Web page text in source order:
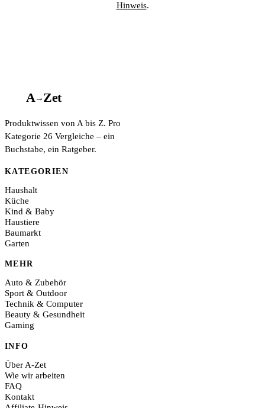
Hinweis.
A→Zet
Produktwissen von A bis Z. Pro
Kategorie 26 Vergleiche – ein
Buchstabe, ein Ratgeber.
KATEGORIEN
Haushalt
Küche
Kind & Baby
Haustiere
Baumarkt
Garten
MEHR
Auto & Zubehör
Sport & Outdoor
Technik & Computer
Beauty & Gesundheit
Gaming
INFO
Über A-Zet
Wie wir arbeiten
FAQ
Kontakt